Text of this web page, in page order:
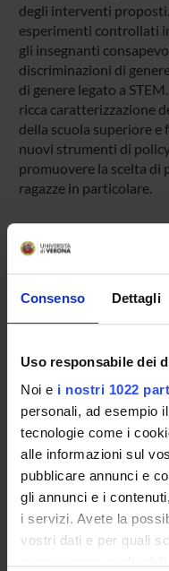
Consenso Dettagli
Uso responsabile dei
Noi e i nostri 1022
personali, ad esempio
tecnologie come i
alle informazioni sul
pubblicare annunci e
gli annunci e i
i servizi. Avete la
vostri dati e per quali
degli interventi
esperimenti controllati
gli insegnanti
discriminazioni di
di genere legato a
ricca caratterizzazione
della scuola superiore
nuovi strumenti di
promuovere la scelta di
ragazze in particolare.
ENTI FINANZIATORI:
Finanziamento:
Maria Vittoria Levati
Professore ordinario
AREE DI RICERCA
Macroeconomia,